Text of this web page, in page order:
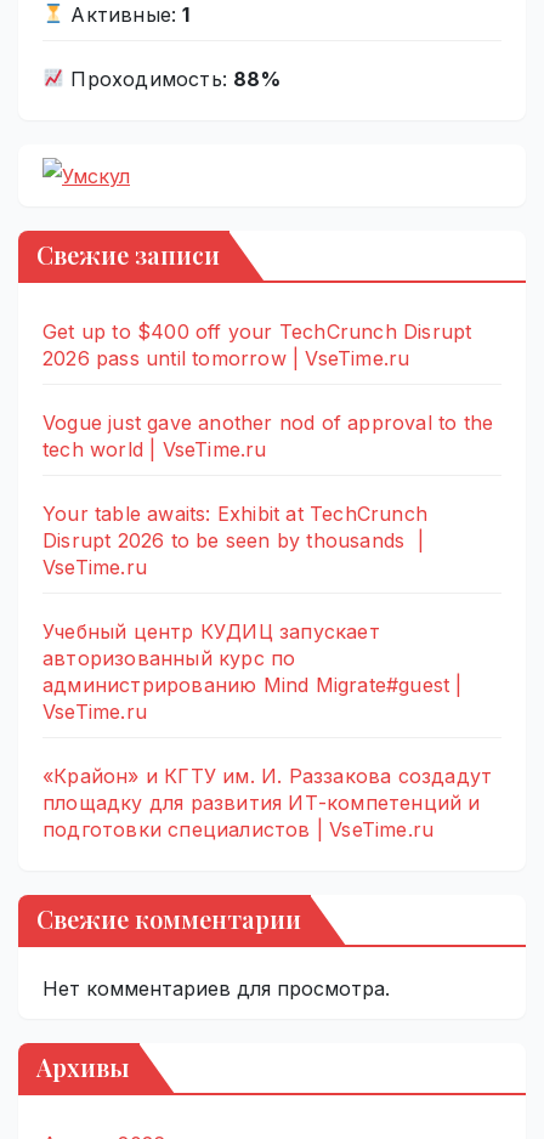
Активные:1
Проходимость: 88%
Свежие записи
Get up to $400 off your TechCrunch Disrupt
2026 pass until tomorrow | VseTime.ru
Vogue just gave another nod of approval to the
tech world | VseTime.ru
Your table awaits: Exhibit at TechCrunch
Disrupt 2026 to be seen by thousands |
VseTime.ru
Учебный центр КУДИЦ запускает
авторизованный курс по
администрированию Mind Migrate#guest |
VseTime.ru
«Крайон» и КГТУ им. И. Раззакова создадут
площадку для развития ИТ-компетенций и
подготовки специалистов | VseTime.ru
Свежие комментарии
Нет комментариев для просмотра.
Архивы